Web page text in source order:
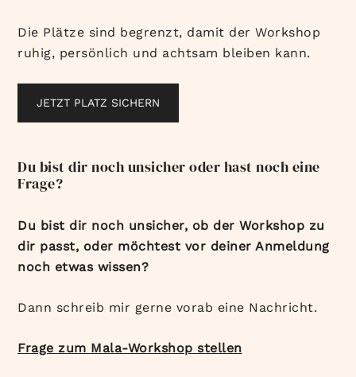
Die Plätze sind begrenzt, damit der Workshop
ruhig, persönlich und achtsam bleiben kann.
JETZT PLATZ SICHERN
Du bist dir noch unsicher oder hast noch eine
Frage?
Du bist dir noch unsicher, ob der Workshop zu
dir passt, oder möchtest vor deiner Anmeldung
noch etwas wissen?
Dann schreib mir gerne vorab eine Nachricht.
Frage zum Mala-Workshop stellen